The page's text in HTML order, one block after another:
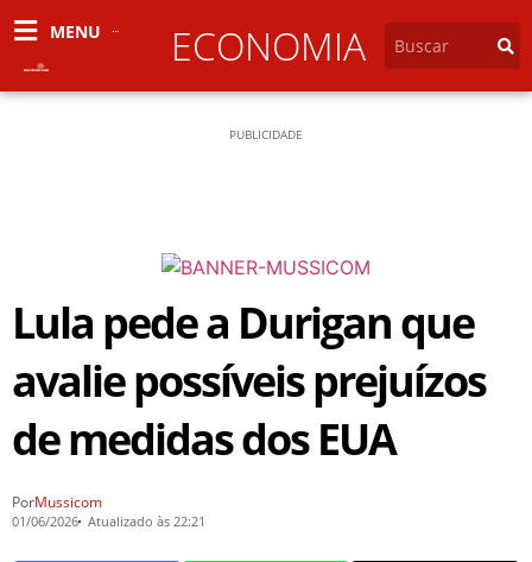
MENU ECONOMIA
PUBLICIDADE
Lula pede a Durigan que
avalie possíveis prejuízos
de medidas dos EUA
PorMussicom
01/06/2026 Atualizado às 22:21